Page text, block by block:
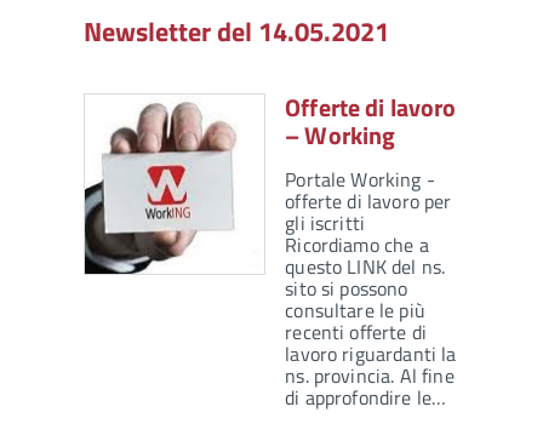
Newsletter del 14.05.2021
Offerte di lavoro
– Working
Portale Working -
offerte di lavoro per
gli iscritti
Ricordiamo che a
questo LINK del ns.
sito si possono
consultare le più
recenti offerte di
lavoro riguardanti la
ns. provincia. Al fine
di approfondire le…